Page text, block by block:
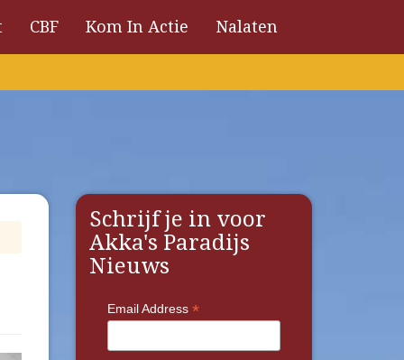
CBF Kom In Actie Nalaten
Schrijf je in voor
Akka's Paradijs
Nieuws
Email Address *